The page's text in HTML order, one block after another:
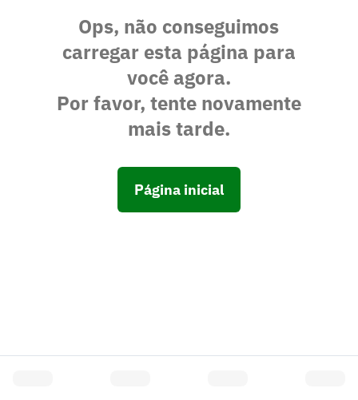
Ops, não conseguimos
carregar esta página para
você agora.
Por favor, tente novamente
mais tarde.
Página inicial